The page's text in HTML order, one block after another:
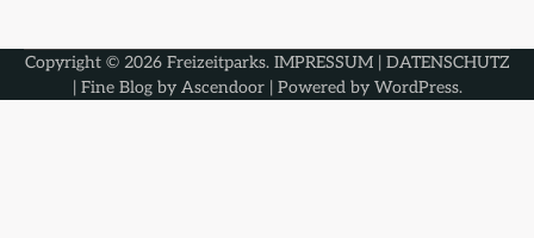
Copyright © 2026 Freizeitparks. IMPRESSUM| DATENSCHUTZ
| Fine Blog by Ascendoor| Powered by WordPress.